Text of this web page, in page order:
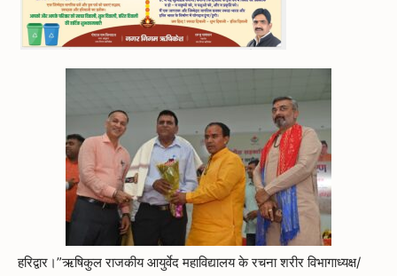
हरिद्वार।”ऋषिकुल राजकीय आयुर्वेद महाविद्यालय के रचना शरीर विभागाध्यक्ष/